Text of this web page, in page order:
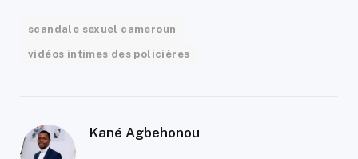
scandale sexuel cameroun
vidéos intimes des policières
Kané Agbehonou